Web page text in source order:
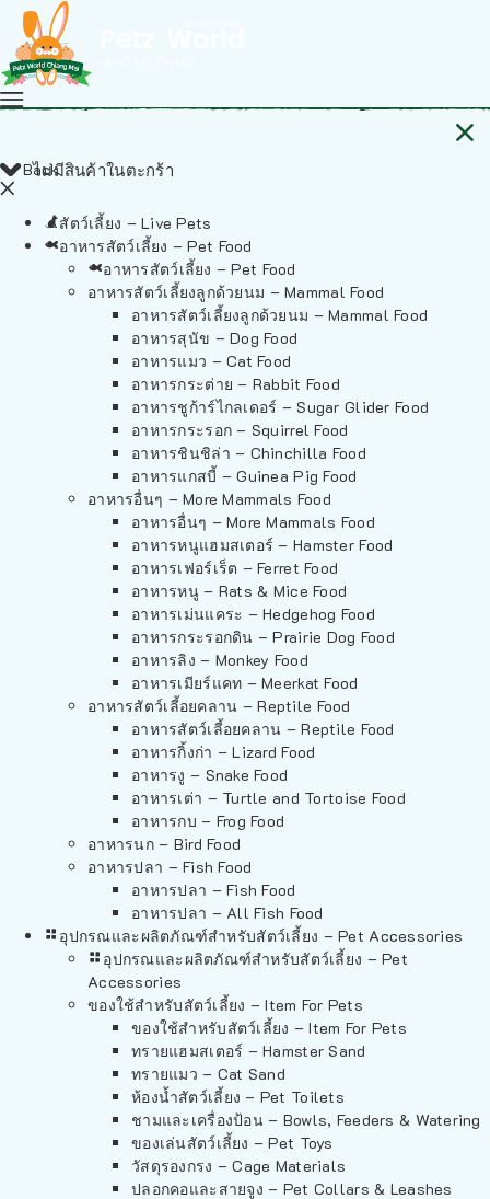
ไม่มีสินค้าในตะกร้า
Back
สัตว์เลี้ยง – Live Pets
อาหารสัตว์เลี้ยง – Pet Food
อาหารสัตว์เลี้ยง – Pet Food
อาหารสัตว์เลี้ยงลูกด้วยนม – Mammal Food
อาหารสัตว์เลี้ยงลูกด้วยนม – Mammal Food
อาหารสุนัข – Dog Food
อาหารแมว – Cat Food
อาหารกระต่าย – Rabbit Food
อาหารชูก้าร์ไกลเดอร์ – Sugar Glider Food
อาหารกระรอก – Squirrel Food
อาหารชินชิล่า – Chinchilla Food
อาหารแกสบี้ – Guinea Pig Food
อาหารอื่นๆ – More Mammals Food
อาหารอื่นๆ – More Mammals Food
อาหารหนูแฮมสเตอร์ – Hamster Food
อาหารเฟอร์เร็ต – Ferret Food
อาหารหนู – Rats & Mice Food
อาหารเม่นแคระ – Hedgehog Food
อาหารกระรอกดิน – Prairie Dog Food
อาหารลิง – Monkey Food
อาหารเมียร์แคท – Meerkat Food
อาหารสัตว์เลี้อยคลาน – Reptile Food
อาหารสัตว์เลี้อยคลาน – Reptile Food
อาหารกิ้งก่า – Lizard Food
อาหารงู – Snake Food
อาหารเต่า – Turtle and Tortoise Food
อาหารกบ – Frog Food
อาหารนก – Bird Food
อาหารปลา – Fish Food
อาหารปลา – Fish Food
อาหารปลา – All Fish Food
อุปกรณและผลิตภัณฑ์สำหรับสัตว์เลี้ยง – Pet Accessories
อุปกรณและผลิตภัณฑ์สำหรับสัตว์เลี้ยง – Pet
Accessories
ของใช้สำหรับสัตว์เลี้ยง – Item For Pets
ของใช้สำหรับสัตว์เลี้ยง – Item For Pets
ทรายแฮมสเตอร์ – Hamster Sand
ทรายแมว – Cat Sand
ห้องน้ำสัตว์เลี้ยง – Pet Toilets
ชามและเครื่องป้อน – Bowls, Feeders & Watering
ของเล่นสัตว์เลี้ยง – Pet Toys
วัสดุรองกรง – Cage Materials
ปลอกคอและสายจูง – Pet Collars & Leashes